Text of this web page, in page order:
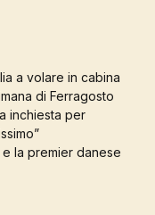
a volare in cabina
di Ferragosto
inchiesta per
e la premier danese